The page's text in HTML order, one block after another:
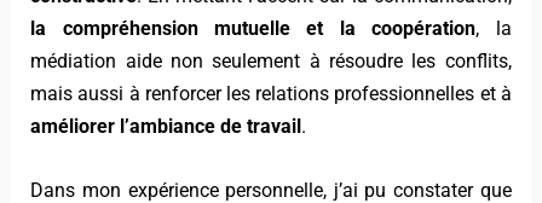
la compréhension mutuelle et la coopération, la
médiation aide non seulement à résoudre les conflits,
mais aussi à renforcer les relations professionnelles et à
améliorer l’ambiance de travail.
Dans mon expérience personnelle, j’ai pu constater que